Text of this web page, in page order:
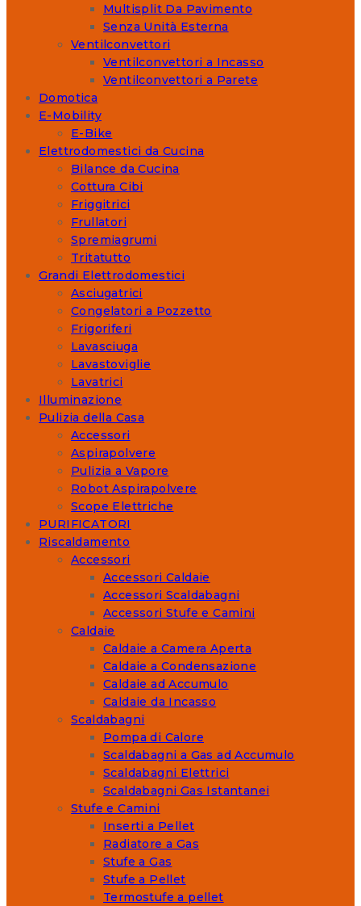
Multisplit Da Pavimento
Senza Unità Esterna
Ventilconvettori
Ventilconvettori a Incasso
Ventilconvettori a Parete
Domotica
E-Mobility
E-Bike
Elettrodomestici da Cucina
Bilance da Cucina
Cottura Cibi
Friggitrici
Frullatori
Spremiagrumi
Tritatutto
Grandi Elettrodomestici
Asciugatrici
Congelatori a Pozzetto
Frigoriferi
Lavasciuga
Lavastoviglie
Lavatrici
Illuminazione
Pulizia della Casa
Accessori
Aspirapolvere
Pulizia a Vapore
Robot Aspirapolvere
Scope Elettriche
PURIFICATORI
Riscaldamento
Accessori
Accessori Caldaie
Accessori Scaldabagni
Accessori Stufe e Camini
Caldaie
Caldaie a Camera Aperta
Caldaie a Condensazione
Caldaie ad Accumulo
Caldaie da Incasso
Scaldabagni
Pompa di Calore
Scaldabagni a Gas ad Accumulo
Scaldabagni Elettrici
Scaldabagni Gas Istantanei
Stufe e Camini
Inserti a Pellet
Radiatore a Gas
Stufe a Gas
Stufe a Pellet
Termostufe a pellet